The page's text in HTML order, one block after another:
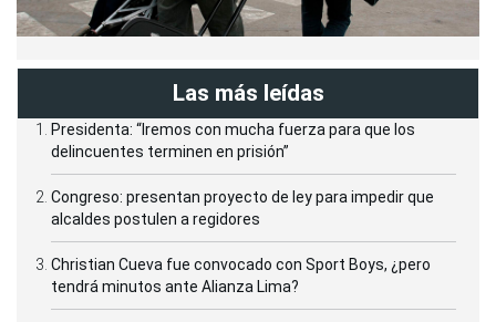
Las más leídas
Presidenta: “Iremos con mucha fuerza para que los
delincuentes terminen en prisión”
Congreso: presentan proyecto de ley para impedir que
alcaldes postulen a regidores
Christian Cueva fue convocado con Sport Boys, ¿pero
tendrá minutos ante Alianza Lima?